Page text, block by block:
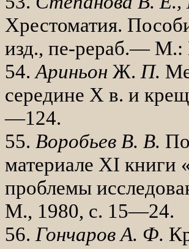
Хресто­матия.
изд., пе-рераб.—
54.Ариньон Ж. П.
се­редине X в. и
—124.
55. Воробьев В. В.
материа­ле XI книги
проблемы
М., 1980, с. 15—24.
56. Гончаров А. Ф.